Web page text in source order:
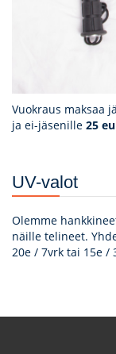
Vuokraus maksaa
ja ei-jäsenille 25
UV-valot
Olemme
näille telineet.
20e / 7vrk tai 15e /